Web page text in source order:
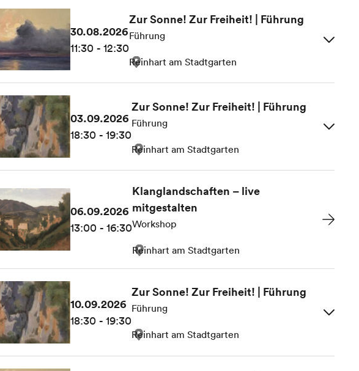
30.08.2026
11:30 - 12:30
Zur Sonne! Zur Freiheit! | Führung
Führung
Reinhart am Stadtgarten
03.09.2026
18:30 - 19:30
Zur Sonne! Zur Freiheit! | Führung
Führung
Reinhart am Stadtgarten
06.09.2026
13:00 - 16:30
Klanglandschaften – live
mitgestalten
Workshop
Reinhart am Stadtgarten
10.09.2026
18:30 - 19:30
Zur Sonne! Zur Freiheit! | Führung
Führung
Reinhart am Stadtgarten